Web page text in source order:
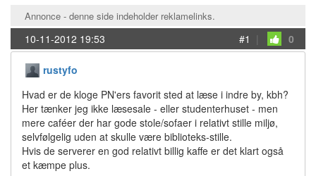
Annonce - denne side indeholder reklamelinks.
10-11-2012 19:53 #1 | 0
rustyfo
Hvad er de kloge PN'ers favorit sted at læse i indre by, kbh?
Her tænker jeg ikke læsesale - eller studenterhuset - men
mere caféer der har gode stole/sofaer i relativt stille miljø,
selvfølgelig uden at skulle være biblioteks-stille.
Hvis de serverer en god relativt billig kaffe er det klart også
et kæmpe plus.